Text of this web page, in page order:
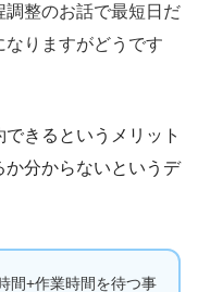
整のお話で最短日だ
なりますがどうです
きるというメリット
分からないというデ
間+作業時間を待つ事